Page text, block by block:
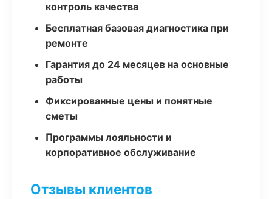
контроль качества
Бесплатная базовая диагностика при
ремонте
Гарантия до 24 месяцев на основные
работы
Фиксированные цены и понятные
сметы
Программы лояльности и
корпоративное обслуживание
Отзывы клиентов